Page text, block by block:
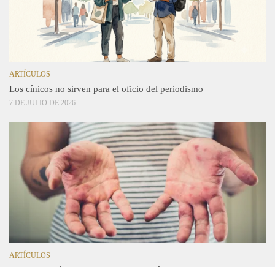
ARTÍCULOS
Los cínicos no sirven para el oficio del periodismo
7 DE JULIO DE 2026
ARTÍCULOS